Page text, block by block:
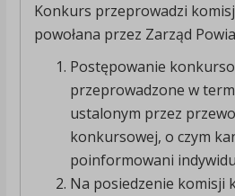
Konkurs przeprowadzi
powołana przez Zarząd
Postępowanie
przeprowadzone w
ustalonym przez
konkursowej, o czym
poinformowani
Na posiedzenie komisji